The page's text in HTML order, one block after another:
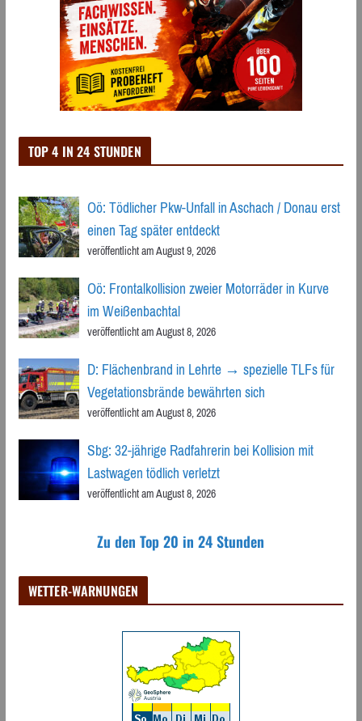
TOP 4 IN 24 STUNDEN
Oö: Tödlicher Pkw-Unfall in Aschach / Donau erst
einen Tag später entdeckt
veröffentlicht am August 9, 2026
Oö: Frontalkollision zweier Motorräder in Kurve
im Weißenbachtal
veröffentlicht am August 8, 2026
D: Flächenbrand in Lehrte → spezielle TLFs für
Vegetationsbrände bewährten sich
veröffentlicht am August 8, 2026
Sbg: 32-jährige Radfahrerin bei Kollision mit
Lastwagen tödlich verletzt
veröffentlicht am August 8, 2026
Zu den Top 20 in 24 Stunden
WETTER-WARNUNGEN